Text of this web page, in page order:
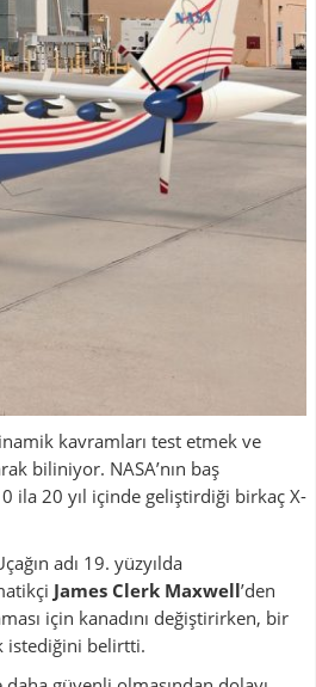
kavramları test etmek ve
biliniyor. NASA’nın baş
ila 20 yıl içinde geliştirdiği birkaç X-
adı 19. yüzyılda
James Clerk Maxwell’den
için kanadını değiştirirken, bir
istediğini belirtti.